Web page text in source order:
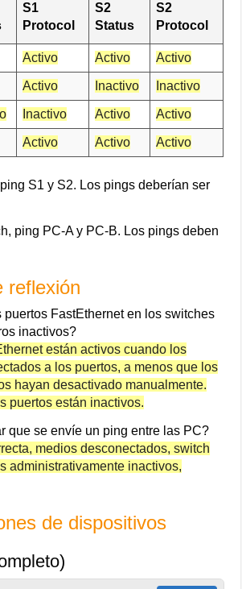
S1
Protocol
S2
Status
S2
Protocol
Activo Activo Activo
Activo Inactivo Inactivo
Inactivo Activo Activo
Activo Activo Activo
S1 y S2. Los pings deberían ser
ping PC-A y PC-B. Los pings deben
reflexión
FastEthernet en los switches
inactivos?
están activos cuando los
a los puertos, a menos que los
hayan desactivado manualmente.
puertos están inactivos.
que se envíe un ping entre las PC?
medios desconectados, switch
administrativamente inactivos,
de dispositivos